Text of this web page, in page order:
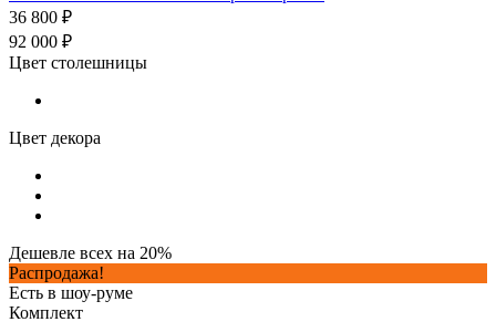
36 800 ₽
92 000 ₽
Цвет столешницы
Цвет декора
Дешевле всех на 20%
Распродажа!
Есть в шоу-руме
Комплект